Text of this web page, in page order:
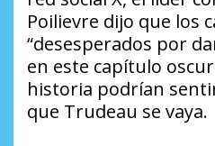
Poilievre dijo que los
“desesperados por
en este capítulo
historia podrían
que Trudeau se vaya.